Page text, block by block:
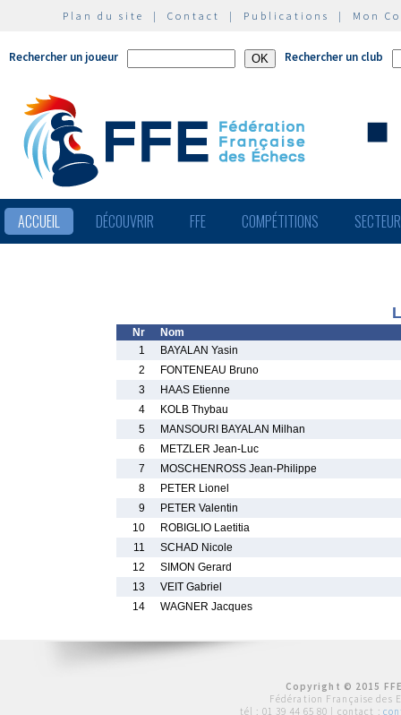
Plan du site | Contact | Publications | Mon
Rechercher un joueur Rechercher un club
ACCUEIL DÉCOUVRIR FFE COMPÉTITIONS
Nr
Nom
1
BAYALAN Yasin
2
FONTENEAU Bruno
3
HAAS Etienne
4
KOLB Thybau
5
MANSOURI BAYALAN Milhan
6
METZLER Jean-Luc
7
MOSCHENROSS Jean-Philippe
8
PETER Lionel
9
PETER Valentin
10
ROBIGLIO Laetitia
11
SCHAD Nicole
12
SIMON Gerard
13
VEIT Gabriel
14
WAGNER Jacques
Copyright © 2015
Fédération Française des
tél : 01 39 44 65 80 | contact :